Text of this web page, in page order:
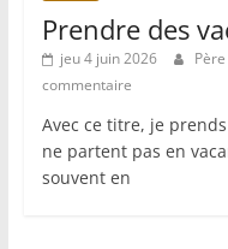
Prendre des
jeu 4 juin 2026
commentaire
Avec ce titre, je
ne partent pas en
souvent en